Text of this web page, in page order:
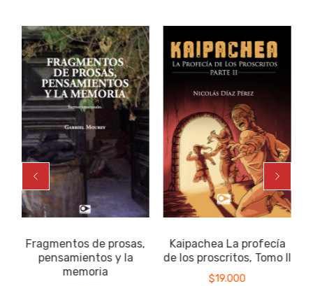
Fragmentos de prosas,
pensamientos y la
memoria
Kaipachea La profecía
de los proscritos, Tomo II
19.000